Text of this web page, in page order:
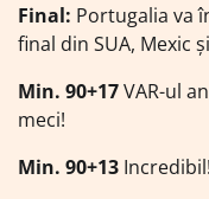
Final: Portugalia va
final din SUA, Mexic
Min. 90+17VAR-ul
meci!
Min. 90+13